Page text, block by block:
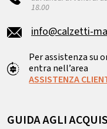
18.00
info@calzetti-
Per assistenza su
entra nell’area
ASSISTENZA
GUIDA AGLI